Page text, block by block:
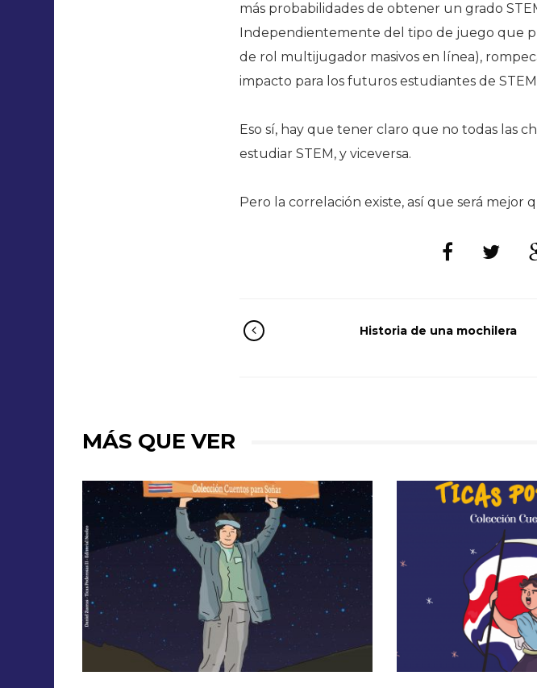
más probabilidades de obtener un grado
Independientemente del tipo de juego que
de rol multijugador masivos en línea),
impacto para los futuros estudiantes de
Eso sí, hay que tener claro que no todas las
estudiar STEM, y viceversa.
Pero la correlación existe, así que será mejor
Historia de una mochilera
MÁS QUE VER